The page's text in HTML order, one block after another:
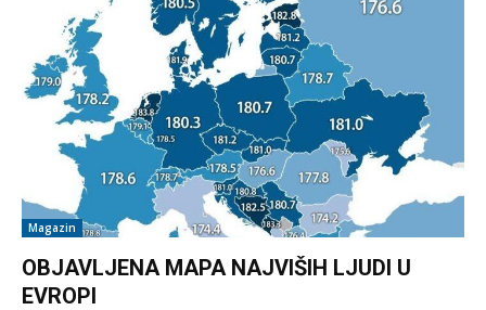
Magazin
OBJAVLJENA MAPA NAJVIŠIH LJUDI U
EVROPI